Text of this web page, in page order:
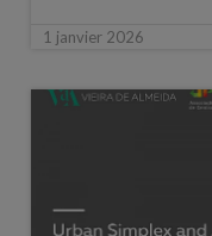
1 janvier 2026